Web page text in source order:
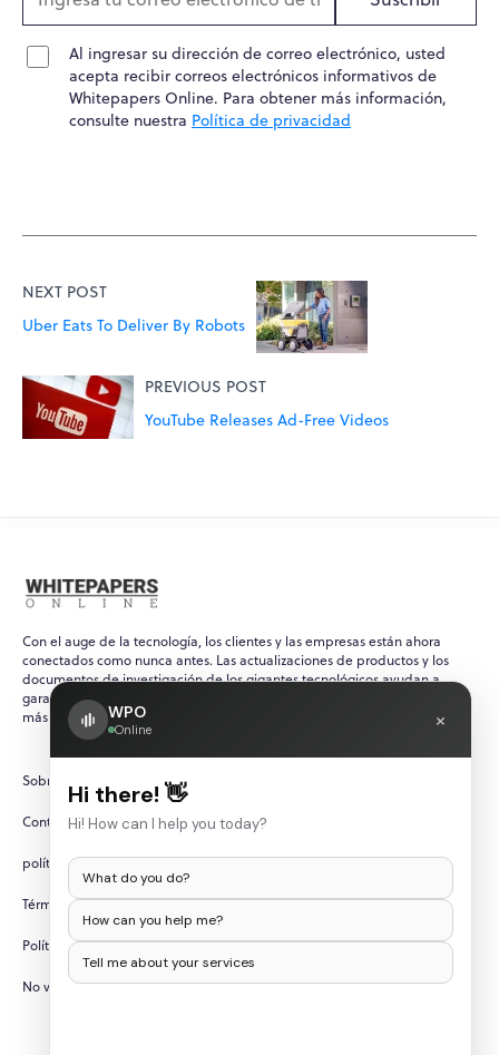
Al ingresar su dirección de correo electrónico, usted
acepta recibir correos electrónicos informativos de
Whitepapers Online. Para obtener más información,
consulte nuestra Política de privacidad
NEXT POST
Uber Eats To Deliver By Robots
PREVIOUS POST
YouTube Releases Ad-Free Videos
Con el auge de la tecnología, los clientes y las empresas están ahora
conectados como nunca antes. Las actualizaciones de productos y los
documentos de investigación de los gigantes tecnológicos ayudan a
garantizar que los clientes estén siempre al día con los acontecimientos
más recientes en el vertiginoso y cambiante mundo de la tecnología.
Sobre nosotros
Contáctenos
política de privacidad
Términos y condiciones
Política de cancelación/reembolso
No vendas mi información personal.
WPO
Online ×
Hi there! 👋
Hi! How can I help you today?
What do you do?
How can you help me?
Tell me about your services